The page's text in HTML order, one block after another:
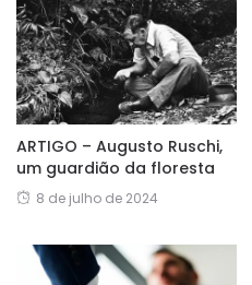
ARTIGO – Augusto Ruschi,
um guardião da floresta
8 de julho de 2024